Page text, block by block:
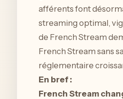
afférents font
streaming optimal,
de French Stream
French Stream sans
réglementaire
En bref :
French Stream